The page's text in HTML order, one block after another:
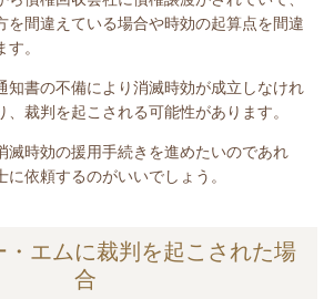
を間違えている場合や時効の起算点を間違
。
知書の不備により消滅時効が成立しなけれ
、裁判を起こされる可能性があります。
滅時効の援用手続きを進めたいのであれ
依頼するのがいいでしょう。
・エムに裁判を起こされた場
合